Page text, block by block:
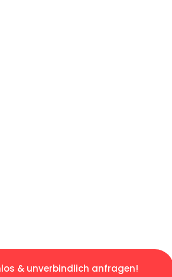
& unverbindlich anfragen!